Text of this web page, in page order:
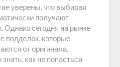
уверены, что выбирая
получают
Однако сегодня на рынке
подделок, которые
от оригинала.
как не попасться